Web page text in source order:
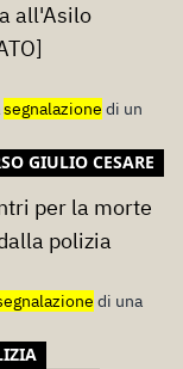
all'Asilo
segnalazione di un
GIULIO CESARE
per la morte
polizia
di una